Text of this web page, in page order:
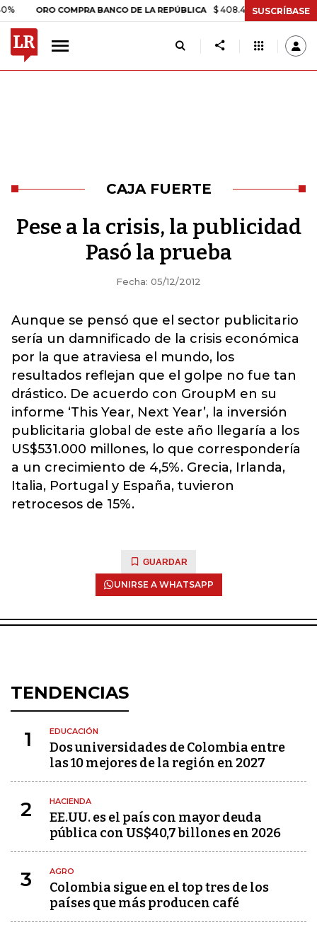
ORO COMPRA BANCO DE LA REPÚBLICA $ 408.498,97 +$ 8.753,81
SUSCRÍBASE
CAJA FUERTE
Pese a la crisis, la publicidad
Pasó la prueba
Fecha: 05/12/2012
Aunque se pensó que el sector publicitario
sería un damnificado de la crisis económica
por la que atraviesa el mundo, los
resultados reflejan que el golpe no fue tan
drástico. De acuerdo con GroupM en su
informe ‘This Year, Next Year’, la inversión
publicitaria global de este año llegaría a los
US$531.000 millones, lo que correspondería
a un crecimiento de 4,5%. Grecia, Irlanda,
Italia, Portugal y España, tuvieron
retrocesos de 15%.
GUARDAR
UNIRSE A WHATSAPP
TENDENCIAS
1 EDUCACIÓN
Dos universidades de Colombia entre
las 10 mejores de la región en 2027
2 HACIENDA
EE.UU. es el país con mayor deuda
pública con US$40,7 billones en 2026
3 AGRO
Colombia sigue en el top tres de los
países que más producen café